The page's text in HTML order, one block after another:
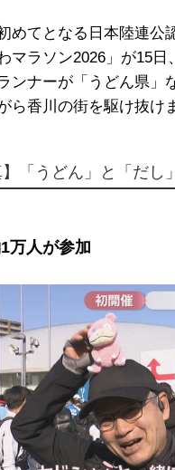
めてとなる日本陸連公
マラソン2026」が15日
ンナーが「うどん県」
ら香川の街を駆け抜け
】「うどん」と「だし
人が参加